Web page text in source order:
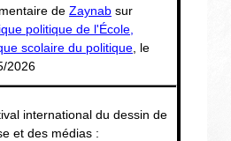
de Zaynab sur
politique de l'École,
scolaire du politique , le
2026
international du dessin de
et des médias :